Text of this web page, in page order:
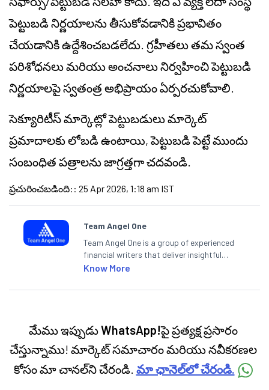
పెట్టుబడి నిర్ణయాలను తీసుకోవడానికి ప్రభావితం
చేయడానికి ఉద్దేశించబడలేదు. గ్రహీతలు తమ స్వంత
పరిశోధనలు మరియు అంచనాలు నిర్వహించి పెట్టుబడి
నిర్ణయాలపై స్వతంత్ర అభిప్రాయం ఏర్పరచుకోవాలి.
సెక్యూరిటీస్ మార్కెట్లో పెట్టుబడులు మార్కెట్
ప్రమాదాలకు లోబడి ఉంటాయి, పెట్టుబడి పెట్టే ముందు
సంబంధిత పత్రాలను జాగ్రత్తగా చదవండి.
ప్రచురించబడింది: : 25 Apr 2026, 1:18 am IST
Team Angel One
Team Angel One is a group of experienced
financial writers that deliver insightful
articles on the stock market, IPO, economy,
categories.
Know More
మేము ఇప్పుడుWhatsApp!పై ప్రత్యక్ష ప్రసారం
చేస్తున్నాము! మార్కెట్ సమాచారం మరియు నవీకరణల
కోసం మా చానల్‌ని చేరండి. మా ఛానెల్‌లో చేరండి.